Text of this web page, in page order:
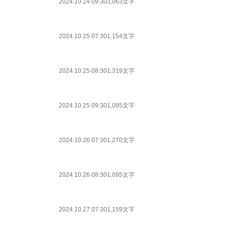
2024.10.24 09:303,063文字
2024.10.25 07:301,154文字
2024.10.25 08:301,319文字
2024.10.25 09:301,095文字
2024.10.26 07:301,270文字
2024.10.26 08:301,095文字
2024.10.27 07:301,159文字